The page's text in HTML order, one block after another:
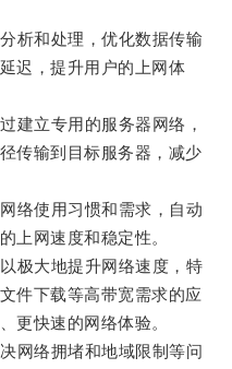
和处理，优化数据传输
迟，提升用户的上网体
立专用的服务器网络，
传输到目标服务器，减少
使用习惯和需求，自动
上网速度和稳定性。
大地提升网络速度，特
件下载等高带宽需求的应
更快速的网络体验。
络拥堵和地域限制等问